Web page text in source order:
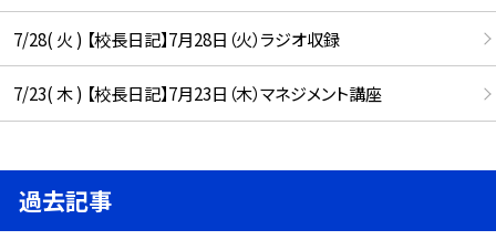
7/28( 火 ) 【校長日記】7月28日（火）ラジオ収録
7/23( 木 ) 【校長日記】7月23日（木）マネジメント講座
過去記事